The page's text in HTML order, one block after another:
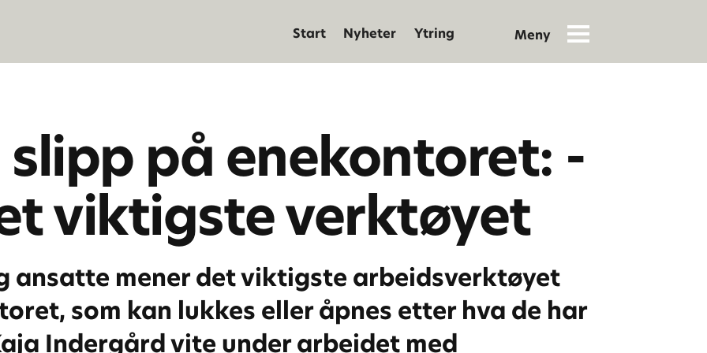
Start Nyheter Ytring
på enekontoret: -
viktigste verktøyet
ansatte mener det viktigste arbeidsverktøyet
som kan lukkes eller åpnes etter hva de har
Indergård vite under arbeidet med